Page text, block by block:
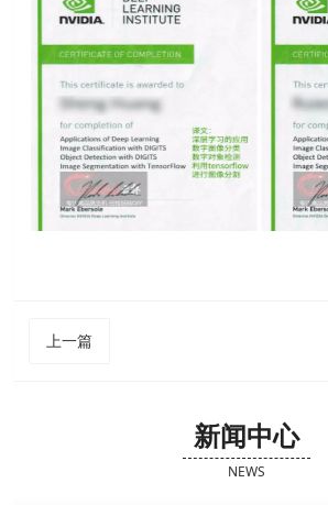
上一篇
新闻中心
NEWS